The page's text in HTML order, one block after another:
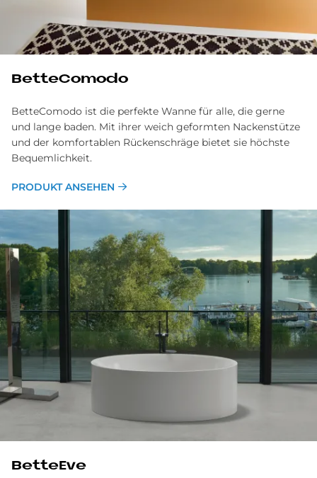
BetteComodo
BetteComodo ist die perfekte Wanne für alle, die gerne
und lange baden. Mit ihrer weich geformten Nackenstütze
und der komfortablen Rückenschräge bietet sie höchste
Bequemlichkeit.
PRODUKT ANSEHEN
BetteEve